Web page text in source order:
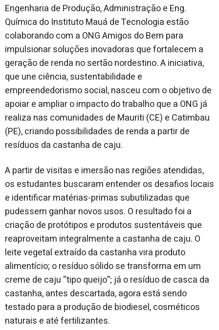
Engenharia de Produção, Administração e Eng.
Química do Instituto Mauá de Tecnologia estão
colaborando com a ONG Amigos do Bem para
impulsionar soluções inovadoras que fortalecem a
geração de renda no sertão nordestino. A iniciativa,
que une ciência, sustentabilidade e
empreendedorismo social, nasceu com o objetivo de
apoiar e ampliar o impacto do trabalho que a ONG já
realiza nas comunidades de Mauriti (CE) e Catimbau
(PE), criando possibilidades de renda a partir de
resíduos da castanha de caju.
A partir de visitas e imersão nas regiões atendidas,
os estudantes buscaram entender os desafios locais
e identificar matérias-primas subutilizadas que
pudessem ganhar novos usos. O resultado foi a
criação de protótipos e produtos sustentáveis que
reaproveitam integralmente a castanha de caju. O
leite vegetal extraído da castanha vira produto
alimentício; o resíduo sólido se transforma em um
creme de caju “tipo queijo”; já o resíduo de casca da
castanha, antes descartada, agora está sendo
testado para a produção de biodiesel, cosméticos
naturais e até fertilizantes.